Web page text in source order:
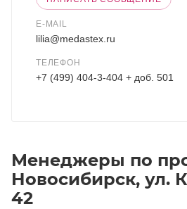
E-MAIL
lilia@medastex.ru
ТЕЛЕФОН
+7 (499) 404-3-404 + доб. 501
Менеджеры по
Новосибирск, ул.
42